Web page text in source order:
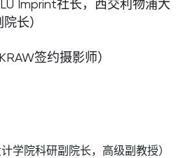
Imprint社长，西交利物浦大
长）
签约摄影师）
学院科研副院长，高级副教授）